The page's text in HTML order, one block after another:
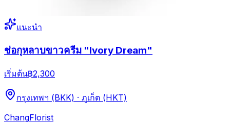
แนะนำ
ช่อกุหลาบขาวครีม "Ivory Dream"
เริ่มต้น฿2,300
กรุงเทพฯ (BKK) · ภูเก็ต (HKT)
ChangFlorist